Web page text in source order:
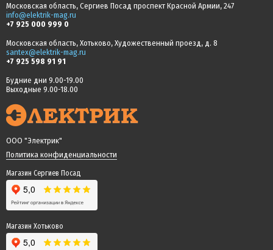
Московская область, Сергиев Посад проспект Красной Армии, 247
info@elektrik-mag.ru
+7 925 000 999 0
Московская область, Хотьково, Художественный проезд, д. 8
santex@elektrik-mag.ru
+7 925 598 91 91
Будние дни 9.00-19.00
Выходные 9.00-18.00
ООО "Электрик"
Политика конфиденциальности
Магазин Сергиев Посад
Магазин Хотьково